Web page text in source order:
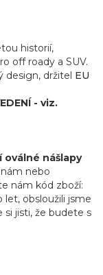
historií,
off roady a SUV.
design, držitel EU
- viz.
oválné nášlapy
nebo
nám kód zboží:
let, obsloužili jsme
si jisti, že budete s